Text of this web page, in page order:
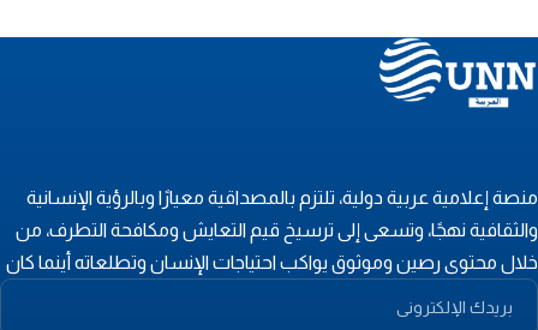
إعلامية عربية دولية، تلتزم بالمصداقية معيارًا وبالرؤية الإنسانية
نهجًا، وتسعى إلى ترسيخ قيم التعايش ومكافحة التطرف، من
محتوى رصين وموثوق يواكب احتياجات الإنسان وتطلعاته أينما كان